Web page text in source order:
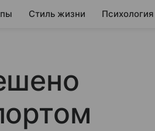
Стиль жизни Психология